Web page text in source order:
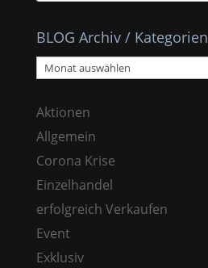
BLOG Archiv / Kategorien
BLOG
Archiv
Kategorien
Aktionen
Allgemein
Corona Krise
Einzelhandel
erfolgreich Verkaufen
Event
Exklusiv